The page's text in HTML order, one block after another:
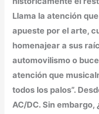
Llama la atención
apueste por el arte,
homenajear a sus
automovilismo o
atención que
todos los palos”.
AC/DC. Sin